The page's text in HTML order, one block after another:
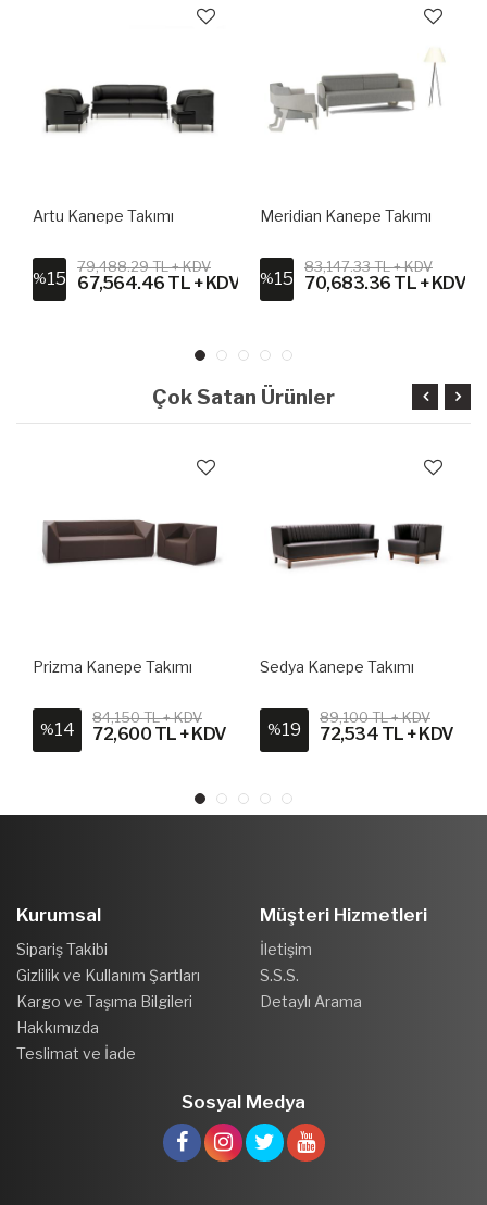
Artu Kanepe Takımı
%15
79,488.29 TL + KDV
67,564.46 TL + KDV
Meridian Kanepe Takımı
%15
83,147.33 TL + KDV
70,683.36 TL + KDV
Çok Satan Ürünler
Prizma Kanepe Takımı
%14
84,150 TL + KDV
72,600 TL + KDV
Sedya Kanepe Takımı
%19
89,100 TL + KDV
72,534 TL + KDV
Kurumsal
Sipariş Takibi
Gizlilik ve Kullanım Şartları
Kargo ve Taşıma Bilgileri
Hakkımızda
Teslimat ve İade
Müşteri Hizmetleri
İletişim
S.S.S.
Detaylı Arama
Sosyal Medya